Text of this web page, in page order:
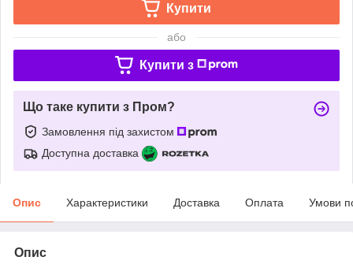
Купити
або
Купити з
Що таке купити з Пром?
Замовлення під захистом
Доступна доставка
Опис Характеристики Доставка Оплата Умови
Опис